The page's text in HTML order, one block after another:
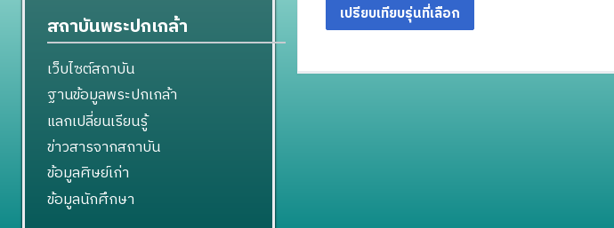
ม
5
า
ม
ค
2
ว
า
ย่
ย
ย
ค
ว
ม
สถาบันพระปกเกล้า
เว็บไซต์สถาบัน
ฐานข้อมูลพระปกเกล้า
แลกเปลี่ยนเรียนรู้
ข่าวสารจากสถาบัน
ข้อมูลศิษย์เก่า
ข้อมูลนักศึกษา